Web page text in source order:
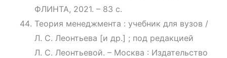
ФЛИНТА, 2021. – 83 с.
Теория менеджмента : учебник для вузов /
Л. С. Леонтьева [и др.] ; под редакцией
Л. С. Леонтьевой. – Москва : Издательство